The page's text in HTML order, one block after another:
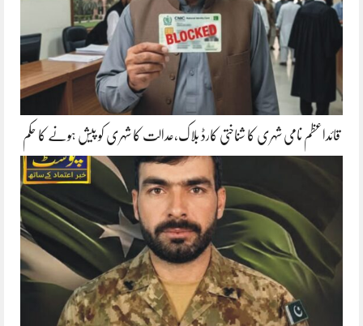
قائداعظم نامی شہری کا شناختی کارڈ بلاک،عدالت کا شہری کو پیش ہونے کا حکم